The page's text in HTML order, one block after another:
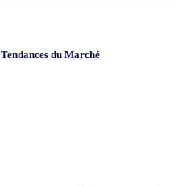
Tendances du Marché